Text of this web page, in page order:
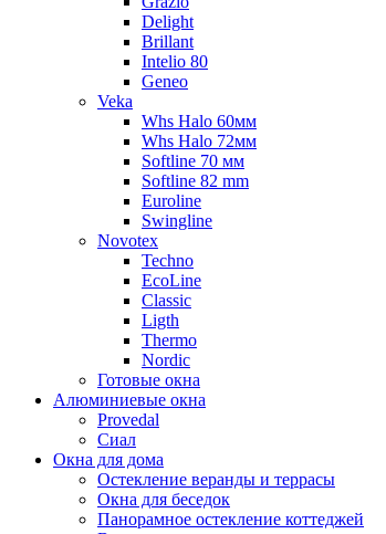
Delight
Brillant
Intelio 80
Geneo
Veka
Whs Halo 60мм
Whs Halo 72мм
Softline 70 мм
Softline 82 mm
Euroline
Swingline
Novotex
Techno
EcoLine
Classic
Ligth
Thermo
Nordic
Готовые окна
Алюминиевые окна
Provedal
Сиал
Окна для дома
Остекление веранды и террасы
Окна для беседок
Панорамное остекление коттеджей